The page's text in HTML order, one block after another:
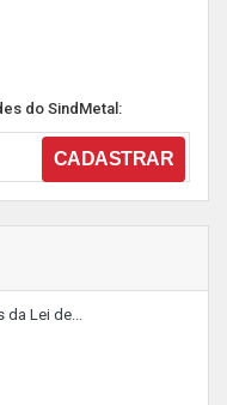
do SindMetal:
Lei de...